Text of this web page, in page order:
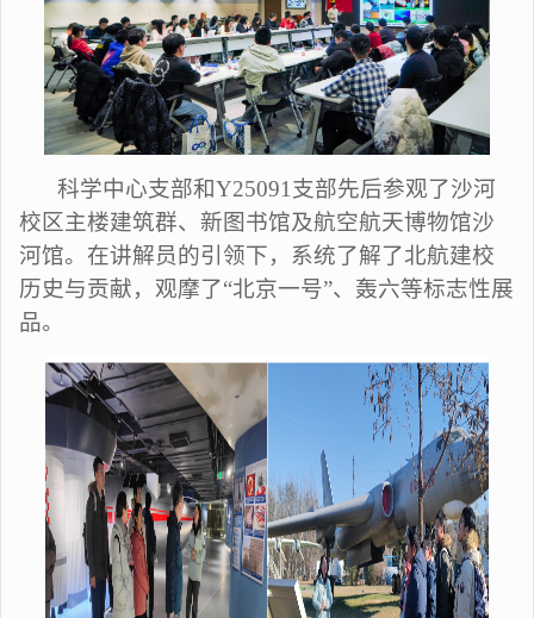
科学中心支部和Y25091支部先后参观了沙河
校区主楼建筑群、新图书馆及航空航天博物馆沙
河馆。在讲解员的引领下，系统了解了北航建校
历史与贡献，观摩了“北京一号”、轰六等标志性展
品。